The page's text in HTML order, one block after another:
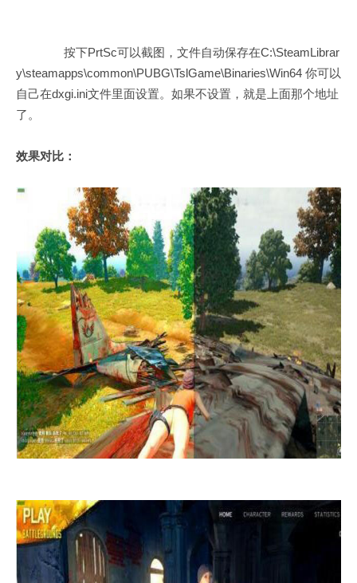
按下PrtSc可以截图，文件自动保存在C:\SteamLibrar
y\steamapps\common\PUBG\TslGame\Binaries\Win64 你可以
自己在dxgi.ini文件里面设置。如果不设置，就是上面那个地址
了。
效果对比：